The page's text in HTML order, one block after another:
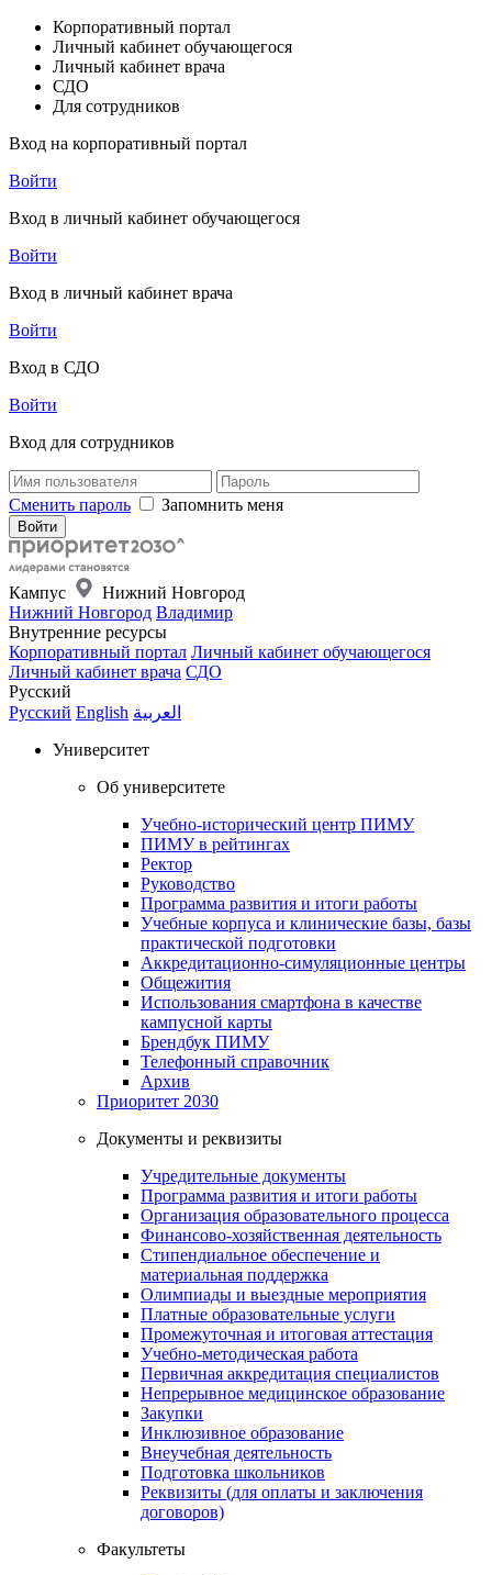
Корпоративный портал
Личный кабинет обучающегося
Личный кабинет врача
СДО
Для сотрудников
Вход на корпоративный портал
Войти
Вход в личный кабинет обучающегося
Войти
Вход в личный кабинет врача
Войти
Вход в СДО
Войти
Вход для сотрудников
Сменить пароль Запомнить меня
Кампус
Нижний Новгород
Нижний Новгород Владимир
Внутренние ресурсы
Корпоративный портал Личный кабинет обучающегося
Личный кабинет врача СДО
Русский
Русский English العربية
Университет
Об университете
Учебно-исторический центр ПИМУ
ПИМУ в рейтингах
Ректор
Руководство
Программа развития и итоги работы
Учебные корпуса и клинические базы, базы
практической подготовки
Аккредитационно-симуляционные центры
Общежития
Использования смартфона в качестве
кампусной карты
Брендбук ПИМУ
Телефонный справочник
Архив
Приоритет 2030
Документы и реквизиты
Учредительные документы
Программа развития и итоги работы
Организация образовательного процесса
Финансово-хозяйственная деятельность
Стипендиальное обеспечение и
материальная поддержка
Олимпиады и выездные мероприятия
Платные образовательные услуги
Промежуточная и итоговая аттестация
Учебно-методическая работа
Первичная аккредитация специалистов
Непрерывное медицинское образование
Закупки
Инклюзивное образование
Внеучебная деятельность
Подготовка школьников
Реквизиты (для оплаты и заключения
договоров)
Факультеты